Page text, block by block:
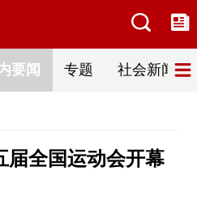
要闻 专题 社会新闻
届全国运动会开幕